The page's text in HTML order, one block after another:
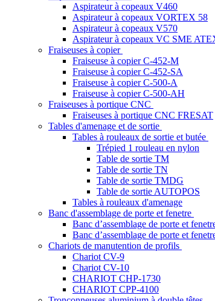
Aspirateur à copeaux V460
Aspirateur à copeaux VORTEX 58
Aspirateur à copeaux V570
Aspirateur à copeaux VC SME
Fraiseuses à copier
Fraiseuse à copier C-452-M
Fraiseuse à copier C-452-SA
Fraiseuse à copier C-500-A
Fraiseuse à copier C-500-AH
Fraiseuses à portique CNC
Fraiseuses à portique CNC FRESAT
Tables d'amenage et de sortie
Tables à rouleaux de sortie et butée
Trépied 1 rouleau en nylon
Table de sortie TM
Table de sortie TN
Table de sortie TMDG
Table de sortie AUTOPOS
Tables à rouleaux d'amenage
Banc d'assemblage de porte et fenetre
Banc d’assemblage de porte et
Banc d’assemblage de porte et
Chariots de manutention de profils
Chariot CV-9
Chariot CV-10
CHARIOT CHP-1730
CHARIOT CPP-4100